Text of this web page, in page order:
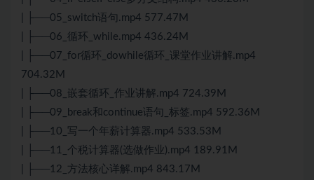
| ├──05_switch语句.mp4 577.47M
| ├──06_循环_while.mp4 436.24M
| ├──07_for循环_dowhile循环_课堂作业讲解.mp4
704.32M
| ├──08_嵌套循环_作业讲解.mp4 724.39M
| ├──09_break和continue语句_标签.mp4 592.36M
| ├──10_写一个年薪计算器.mp4 533.53M
| ├──11_个税计算器(选做作业).mp4 189.91M
| ├──12_方法核心详解.mp4 843.17M